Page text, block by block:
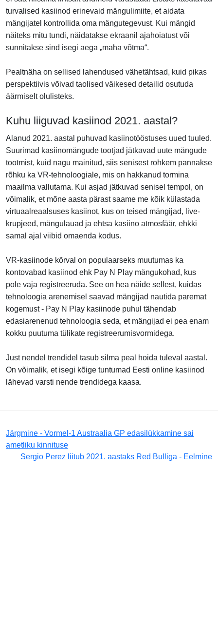
turvalised kasiinod erinevaid mängulimiite, et aidata
mängijatel kontrollida oma mängutegevust. Kui mängid
näiteks mitu tundi, näidatakse ekraanil ajahoiatust või
sunnitakse sind isegi aega „maha võtma“.
Pealtnäha on sellised lahendused vähetähtsad, kuid pikas
perspektiivis võivad taolised väikesed detailid osutuda
äärmiselt olulisteks.
Kuhu liiguvad kasiinod 2021. aastal?
Alanud 2021. aastal puhuvad kasiinotööstuses uued tuuled.
Suurimad kasiinomängude tootjad jätkavad uute mängude
tootmist, kuid nagu mainitud, siis senisest rohkem pannakse
rõhku ka VR-tehnoloogiale, mis on hakkanud tormina
maailma vallutama. Kui asjad jätkuvad senisel tempol, on
võimalik, et mõne aasta pärast saame me kõik külastada
virtuaalreaalsuses kasiinot, kus on teised mängijad, live-
krupjeed, mängulauad ja ehtsa kasiino atmosfäär, ehkki
samal ajal viibid omaenda kodus.
VR-kasiinode kõrval on populaarseks muutumas ka
kontovabad kasiinod ehk Pay N Play mängukohad, kus
pole vaja registreeruda. See on hea näide sellest, kuidas
tehnoloogia arenemisel saavad mängijad nautida paremat
kogemust - Pay N Play kasiinode puhul tähendab
edasiarenenud tehnoloogia seda, et mängijad ei pea enam
kokku puutuma tülikate registreerumisvormidega.
Just nendel trendidel tasub silma peal hoida tuleval aastal.
On võimalik, et isegi kõige tuntumad Eesti online kasiinod
lähevad varsti nende trendidega kaasa.
Järgmine - Vormel-1 Austraalia GP edasilükkamine sai
ametliku kinnituse
Sergio Perez liitub 2021. aastaks Red Bulliga - Eelmine